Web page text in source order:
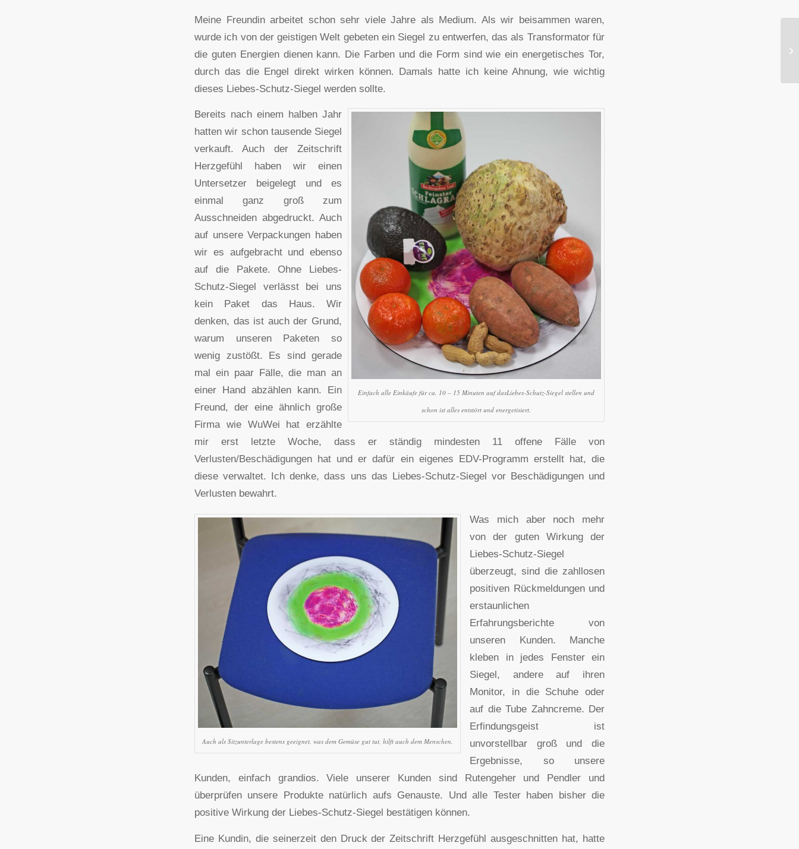
Meine Freundin arbeitet schon sehr viele Jahre als Medium. Als wir beisammen waren,
wurde ich von der geistigen Welt gebeten ein Siegel zu entwerfen, das als Transformator für
die guten Energien dienen kann. Die Farben und die Form sind wie ein energetisches Tor,
durch das die Engel direkt wirken können. Damals hatte ich keine Ahnung, wie wichtig
dieses Liebes-Schutz-Siegel werden sollte.
Einfach alle Einkäufe für ca. 10 – 15 Minuten auf dasLiebes-Schutz-Siegel stellen und
schon ist alles entstört und energetisiert.
Bereits nach einem halben Jahr
hatten wir schon tausende Siegel
verkauft. Auch der Zeitschrift
Herzgefühl haben wir einen
Untersetzer beigelegt und es
einmal ganz groß zum
Ausschneiden abgedruckt. Auch
auf unsere Verpackungen haben
wir es aufgebracht und ebenso
auf die Pakete. Ohne Liebes-
Schutz-Siegel verlässt bei uns
kein Paket das Haus. Wir
denken, das ist auch der Grund,
warum unseren Paketen so
wenig zustößt. Es sind gerade
mal ein paar Fälle, die man an
einer Hand abzählen kann. Ein
Freund, der eine ähnlich große
Firma wie WuWei hat erzählte
mir erst letzte Woche, dass er ständig mindesten 11 offene Fälle von
Verlusten/Beschädigungen hat und er dafür ein eigenes EDV-Programm erstellt hat, die
diese verwaltet. Ich denke, dass uns das Liebes-Schutz-Siegel vor Beschädigungen und
Verlusten bewahrt.
Auch als Sitzunterlage bestens geeignet, was dem Gemüse gut tut, hilft auch dem Menschen.
Was mich aber noch mehr
von der guten Wirkung der
Liebes-Schutz-Siegel
überzeugt, sind die zahllosen
positiven Rückmeldungen und
erstaunlichen
Erfahrungsberichte von
unseren Kunden. Manche
kleben in jedes Fenster ein
Siegel, andere auf ihren
Monitor, in die Schuhe oder
auf die Tube Zahncreme. Der
Erfindungsgeist ist
unvorstellbar groß und die
Ergebnisse, so unsere
Kunden, einfach grandios. Viele unserer Kunden sind Rutengeher und Pendler und
überprüfen unsere Produkte natürlich aufs Genauste. Und alle Tester haben bisher die
positive Wirkung der Liebes-Schutz-Siegel bestätigen können.
Eine Kundin, die seinerzeit den Druck der Zeitschrift Herzgefühl ausgeschnitten hat, hatte